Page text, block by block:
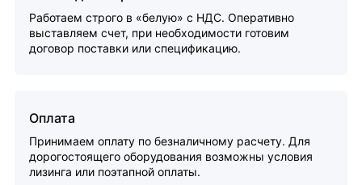
Работаем строго в «белую» с НДС. Оперативно
выставляем счет, при необходимости готовим
договор поставки или спецификацию.
Оплата
Принимаем оплату по безналичному расчету. Для
дорогостоящего оборудования возможны условия
лизинга или поэтапной оплаты.